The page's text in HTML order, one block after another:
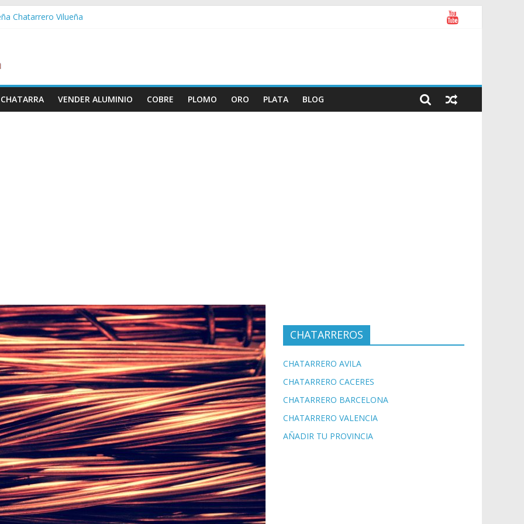
Chatarrero Vilueña
Chatarrero Zaida
Chatarrero Vistabella
VENDER ALUMINIO COBRE PLOMO ORO PLATA BLOG
CHATARREROS
CHATARRERO AVILA
CHATARRERO CACERES
CHATARRERO BARCELONA
CHATARRERO VALENCIA
AÑADIR TU PROVINCIA